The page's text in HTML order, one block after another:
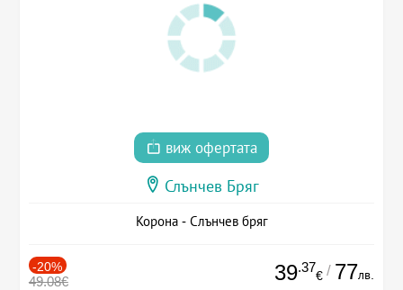
виж офертата
Слънчев Бряг
Корона - Слънчев бряг
-20%
49.08€ 39.37
€ / 77лв.